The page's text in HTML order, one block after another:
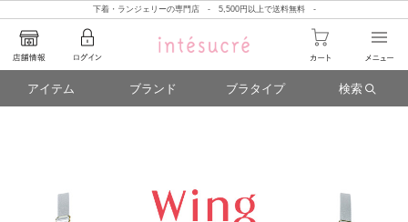
下着・ランジェリーの専門店 - 5,500円以上で送料無料 -
アイテム ブランド ブラタイプ 検索